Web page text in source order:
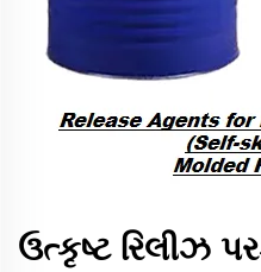
ઉત્કૃષ્ટ રિલીઝ